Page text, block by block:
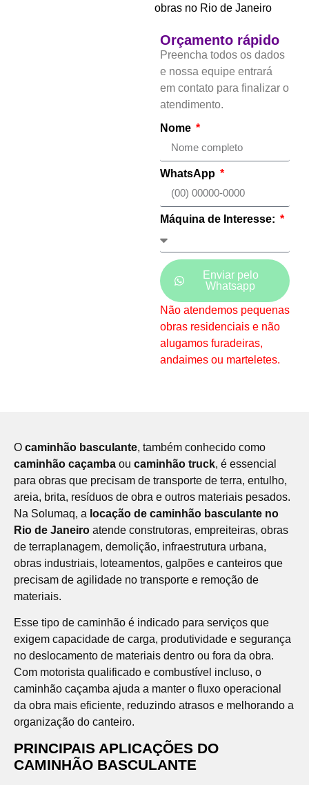
obras no Rio de Janeiro
Orçamento rápido
Preencha todos os dados
e nossa equipe entrará
em contato para finalizar o
atendimento.
Nome
WhatsApp
Máquina de Interesse:
Enviar pelo
Whatsapp
Não atendemos pequenas
obras residenciais e não
alugamos furadeiras,
andaimes ou marteletes.
O caminhão basculante, também conhecido como
caminhão caçamba ou caminhão truck, é essencial
para obras que precisam de transporte de terra, entulho,
areia, brita, resíduos de obra e outros materiais pesados.
Na Solumaq, a locação de caminhão basculante no
Rio de Janeiro atende construtoras, empreiteiras, obras
de terraplanagem, demolição, infraestrutura urbana,
obras industriais, loteamentos, galpões e canteiros que
precisam de agilidade no transporte e remoção de
materiais.
Esse tipo de caminhão é indicado para serviços que
exigem capacidade de carga, produtividade e segurança
no deslocamento de materiais dentro ou fora da obra.
Com motorista qualificado e combustível incluso, o
caminhão caçamba ajuda a manter o fluxo operacional
da obra mais eficiente, reduzindo atrasos e melhorando a
organização do canteiro.
PRINCIPAIS APLICAÇÕES DO
CAMINHÃO BASCULANTE